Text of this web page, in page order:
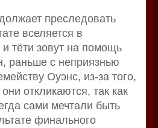
преследовать
вселяется в
тёти зовут на помощь
раньше с неприязнью
Оуэнс, из-за того,
откликаются, так как
сами мечтали быть
финального